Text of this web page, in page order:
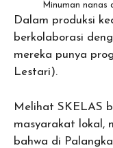
Minuman nanas
Dalam produksi
berkolaborasi
mereka punya
Lestari).
Melihat SKELAS
masyarakat lokal,
bahwa di